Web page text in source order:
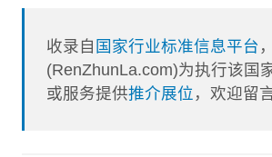
收录自 国家行业标准信息平台
(RenZhunLa.com)为执行该国
或服务提供推介展位 ，欢迎留